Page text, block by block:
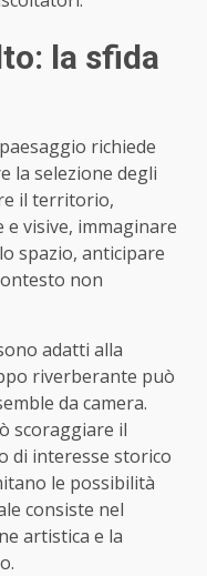
la sfida
richiede
la selezione degli
il territorio,
visive, immaginare
spazio, anticipare
non
adatti alla
riverberante può
da camera.
scoraggiare il
di interesse storico
le possibilità
consiste nel
artistica e la